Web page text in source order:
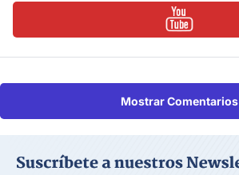
Mostrar Comentarios